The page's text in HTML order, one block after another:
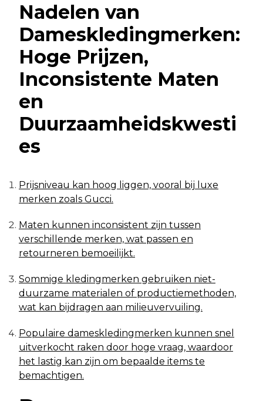
Nadelen van
Dameskledingmerken:
Hoge Prijzen,
Inconsistente Maten
en
Duurzaamheidskwesti
es
Prijsniveau kan hoog liggen, vooral bij luxe
merken zoals Gucci.
Maten kunnen inconsistent zijn tussen
verschillende merken, wat passen en
retourneren bemoeilijkt.
Sommige kledingmerken gebruiken niet-
duurzame materialen of productiemethoden,
wat kan bijdragen aan milieuvervuiling.
Populaire dameskledingmerken kunnen snel
uitverkocht raken door hoge vraag, waardoor
het lastig kan zijn om bepaalde items te
bemachtigen.